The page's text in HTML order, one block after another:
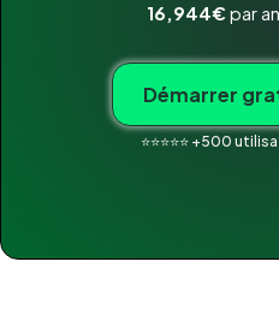
16,944€par
Démarrer
⭐⭐⭐⭐⭐ +500